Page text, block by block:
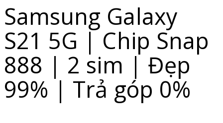
Samsung Galaxy
S21 5G | Chip Snap
888 | 2 sim | Đẹp
99% | Trả góp 0%